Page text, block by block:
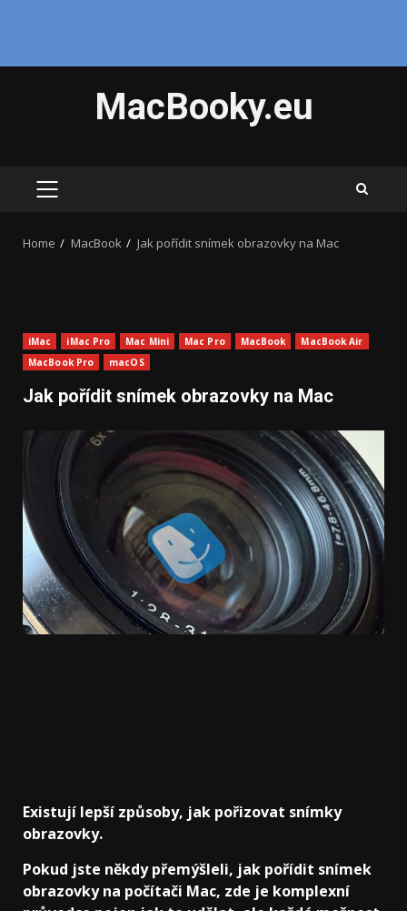
MacBooky.eu
PRIMARY
Home MacBook Jak pořídit snímek obrazovky na Mac
iMac iMac Pro Mac Mini Mac Pro MacBook
MacBook Air
MacBook Pro
macOS
Jak pořídit snímek obrazovky na Mac
Existují lepší způsoby, jak pořizovat snímky
obrazovky.
Pokud jste někdy přemýšleli, jak pořídit snímek
obrazovky na počítači Mac, zde je komplexní